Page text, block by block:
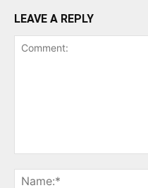
LEAVE A REPLY